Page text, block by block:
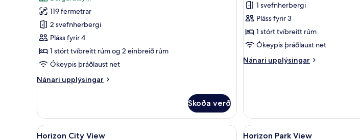
2
BR
Serenity
Suite
119 fermetrar
2 svefnherbergi
Pláss fyrir 4
1 stórt tvíbreitt rúm og 2 einbreið rúm
Ókeypis þráðlaust net
Nánari upplýsingar
Nánari
BR
Serenity
Suite
Skoða verð
Forsetasvíta
1 svefnherbergi
Pláss fyrir 3
1 stórt tvíbreitt rúm
Ókeypis þráðlaust net
Nánari upplýsingar
Nánari
Skoða
Rúmföt úr egypskri bómull, rúmföt af bestu gerð, míníbar
8
Horizon City View
Skoða
7
Horizon Park View